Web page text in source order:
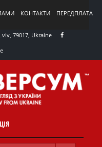
КОНТАКТИ ПЕРЕДПЛАТА
79017, Ukraine